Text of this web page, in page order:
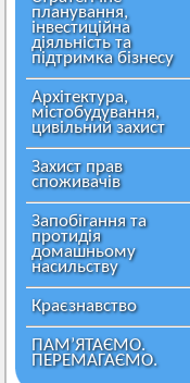
планування,
інвестиційна
діяльність та
підтримка бізнесу
Архітектура,
містобудування,
цивільний захист
Захист прав
споживачів
Запобігання та
протидія
домашньому
насильству
Краєзнавство
ПАМ’ЯТАЄМО.
ПЕРЕМАГАЄМО.